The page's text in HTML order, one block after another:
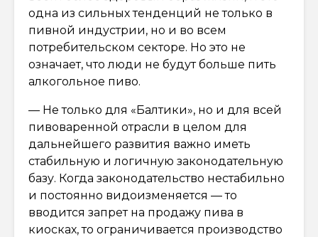
одна из сильных тенденций не только в
пивной индустрии, но и во всем
потребительском секторе. Но это не
означает, что люди не будут больше пить
алкогольное пиво.
— Не только для «Балтики», но и для всей
пивоваренной отрасли в целом для
дальнейшего развития важно иметь
стабильную и логичную законодательную
базу. Когда законодательство нестабильно
и постоянно видоизменяется — то
вводится запрет на продажу пива в
киосках, то ограничивается производство